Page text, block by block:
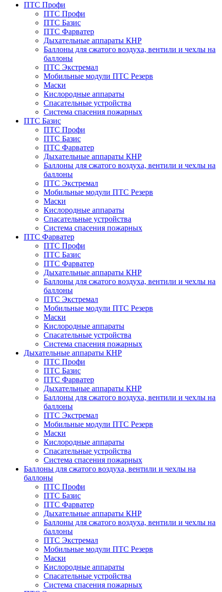
ПТС Профи
ПТС Профи
ПТС Базис
ПТС Фарватер
Дыхательные аппараты КНР
Баллоны для сжатого воздуха, вентили и чехлы на
баллоны
ПТС Экстремал
Мобильные модули ПТС Резерв
Маски
Кислородные аппараты
Спасательные устройства
Система спасения пожарных
ПТС Базис
ПТС Профи
ПТС Базис
ПТС Фарватер
Дыхательные аппараты КНР
Баллоны для сжатого воздуха, вентили и чехлы на
баллоны
ПТС Экстремал
Мобильные модули ПТС Резерв
Маски
Кислородные аппараты
Спасательные устройства
Система спасения пожарных
ПТС Фарватер
ПТС Профи
ПТС Базис
ПТС Фарватер
Дыхательные аппараты КНР
Баллоны для сжатого воздуха, вентили и чехлы на
баллоны
ПТС Экстремал
Мобильные модули ПТС Резерв
Маски
Кислородные аппараты
Спасательные устройства
Система спасения пожарных
Дыхательные аппараты КНР
ПТС Профи
ПТС Базис
ПТС Фарватер
Дыхательные аппараты КНР
Баллоны для сжатого воздуха, вентили и чехлы на
баллоны
ПТС Экстремал
Мобильные модули ПТС Резерв
Маски
Кислородные аппараты
Спасательные устройства
Система спасения пожарных
Баллоны для сжатого воздуха, вентили и чехлы на
баллоны
ПТС Профи
ПТС Базис
ПТС Фарватер
Дыхательные аппараты КНР
Баллоны для сжатого воздуха, вентили и чехлы на
баллоны
ПТС Экстремал
Мобильные модули ПТС Резерв
Маски
Кислородные аппараты
Спасательные устройства
Система спасения пожарных